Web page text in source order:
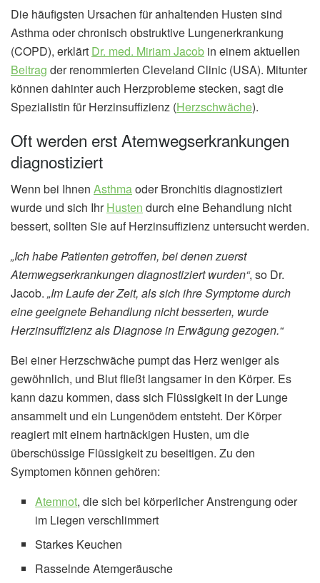
Die häufigsten Ursachen für anhaltenden Husten sind
Asthma oder chronisch obstruktive Lungenerkrankung
(COPD), erklärt Dr. med. Miriam Jacob in einem aktuellen
Beitrag der renommierten Cleveland Clinic (USA). Mitunter
können dahinter auch Herzprobleme stecken, sagt die
Spezialistin für Herzinsuffizienz (Herzschwäche).
Oft werden erst Atemwegserkrankungen
diagnostiziert
Wenn bei Ihnen Asthmaoder Bronchitis diagnostiziert
wurde und sich IhrHusten durch eine Behandlung nicht
bessert, sollten Sie auf Herzinsuffizienz untersucht werden.
„Ich habe Patienten getroffen, bei denen zuerst
Atemwegserkrankungen diagnostiziert wurden“, so Dr.
Jacob. „Im Laufe der Zeit, als sich ihre Symptome durch
eine geeignete Behandlung nicht besserten, wurde
Herzinsuffizienz als Diagnose in Erwägung gezogen.“
Bei einer Herzschwäche pumpt das Herz weniger als
gewöhnlich, und Blut fließt langsamer in den Körper. Es
kann dazu kommen, dass sich Flüssigkeit in der Lunge
ansammelt und ein Lungenödem entsteht. Der Körper
reagiert mit einem hartnäckigen Husten, um die
überschüssige Flüssigkeit zu beseitigen. Zu den
Symptomen können gehören:
Atemnot, die sich bei körperlicher Anstrengung oder
im Liegen verschlimmert
Starkes Keuchen
Rasselnde Atemgeräusche